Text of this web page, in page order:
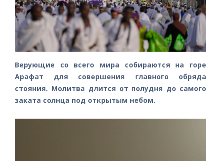
Верующие со всего мира собираются на горе
Арафат для совершения главного обряда
стояния. Молитва длится от полудня до самого
заката солнца под открытым небом.